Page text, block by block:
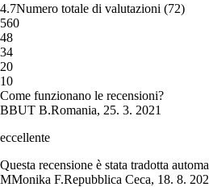
4.7Numero totale di valutazioni (72)
560
48
34
20
10
Come funzionano le recensioni?
BBUT B.Romania, 25. 3. 2021
eccellente
Questa recensione è stata tradotta
MMonika F.Repubblica Ceca, 18. 8.